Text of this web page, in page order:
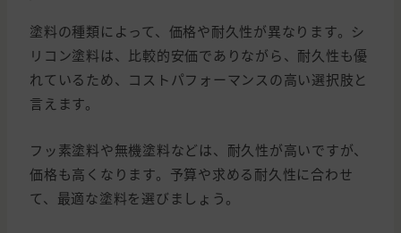
塗料の種類によって、価格や耐久性が異なります。シ
リコン塗料は、比較的安価でありながら、耐久性も優
れているため、コストパフォーマンスの高い選択肢と
言えます。
フッ素塗料や無機塗料などは、耐久性が高いですが、
価格も高くなります。予算や求める耐久性に合わせ
て、最適な塗料を選びましょう。